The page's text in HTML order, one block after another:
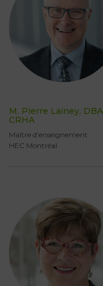
M. Pierre Lainey,
CRHA
Maître d’enseignement
HEC Montréal